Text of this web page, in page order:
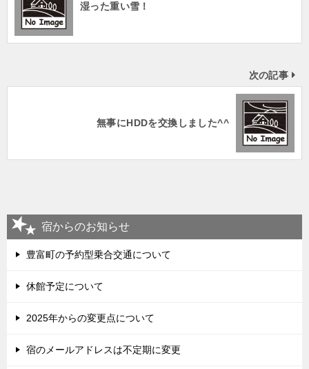
湿った重い雪！
次の記事
無事にHDDを交換しました^^
宿からのお知らせ
豊富町の予約型乗合交通について
休館予定について
2025年からの変更点について
宿のメールアドレスは不定期に変更